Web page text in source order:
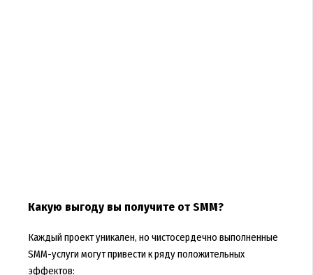
Какую выгоду вы получите от SMM?
Каждый проект уникален, но чистосердечно выполненные
SMM-услуги могут привести к ряду положительных
эффектов: